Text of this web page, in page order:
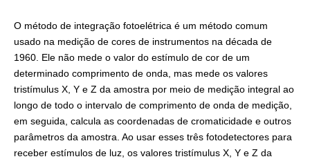
O método de integração fotoelétrica é um método comum
usado na medição de cores de instrumentos na década de
1960. Ele não mede o valor do estímulo de cor de um
determinado comprimento de onda, mas mede os valores
tristímulus X, Y e Z da amostra por meio de medição integral ao
longo de todo o intervalo de comprimento de onda de medição,
em seguida, calcula as coordenadas de cromaticidade e outros
parâmetros da amostra. Ao usar esses três fotodetectores para
receber estímulos de luz, os valores tristímulus X, Y e Z da